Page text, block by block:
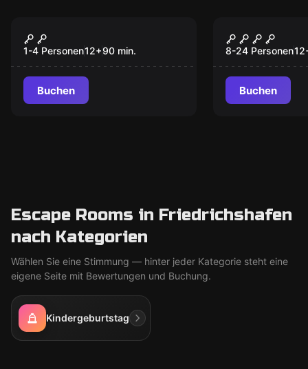
Neu
Das Aurora
Vermächtnis
1-4 Personen12+90 min.
Buchen
Crime
8-24 Personen12
Buchen
Escape Rooms in Friedrichshafen
nach Kategorien
Wählen Sie eine Stimmung — hinter jeder Kategorie steht eine
eigene Seite mit Bewertungen und Buchung.
Kindergeburtstag